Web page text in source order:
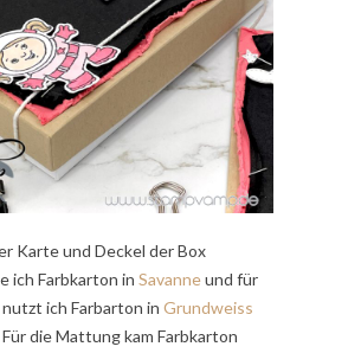
Karte und Deckel der Box
ich Farbkarton in Savanneund für
ich Farbarton in Grundweiss
Für die Mattung kam Farbkarton